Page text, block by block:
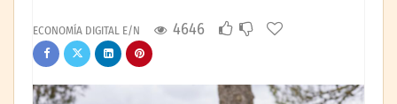
ECONOMÍA DIGITAL E/N 4646